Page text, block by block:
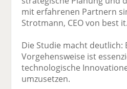
mit erfahrenen Partnern
Strotmann, CEO von best it.
Die Studie macht
Vorgehensweise ist
technologische
umzusetzen.